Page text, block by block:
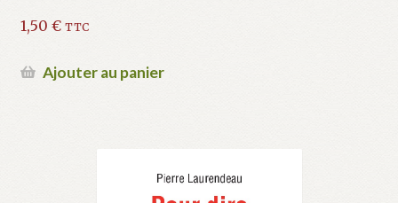
1,50 € TTC
Ajouter au panier